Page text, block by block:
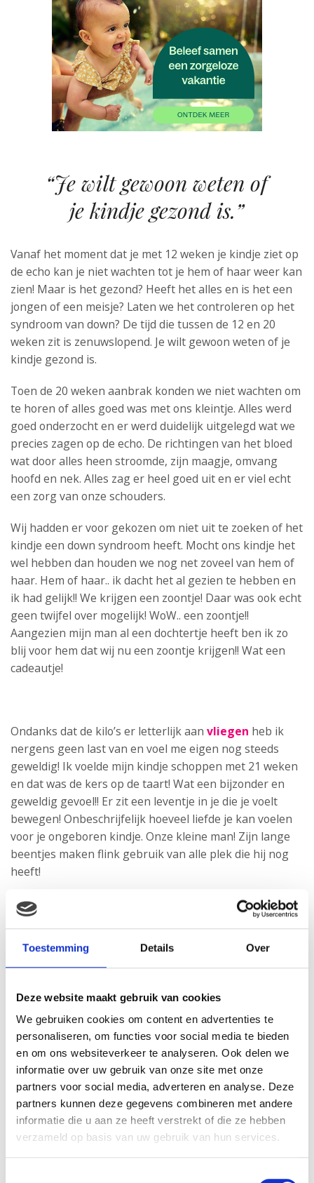
Toestemming Details Over
Deze website maakt gebruik van cookies
We gebruiken cookies om content en advertenties te
personaliseren, om functies voor social media te bieden
en om ons websiteverkeer te analyseren. Ook delen we
informatie over uw gebruik van onze site met onze
partners voor social media, adverteren en analyse. Deze
partners kunnen deze gegevens combineren met andere
informatie die u aan ze heeft verstrekt of die ze hebben
verzameld op basis van uw gebruik van hun services.
“Je wilt gewoon weten of
je kindje gezond is.”
Vanaf het moment dat je met 12 weken je kindje ziet op
de echo kan je niet wachten tot je hem of haar weer kan
zien! Maar is het gezond? Heeft het alles en is het een
jongen of een meisje? Laten we het controleren op het
syndroom van down? De tijd die tussen de 12 en 20
weken zit is zenuwslopend. Je wilt gewoon weten of je
kindje gezond is.
Toen de 20 weken aanbrak konden we niet wachten om
te horen of alles goed was met ons kleintje. Alles werd
goed onderzocht en er werd duidelijk uitgelegd wat we
precies zagen op de echo. De richtingen van het bloed
wat door alles heen stroomde, zijn maagje, omvang
hoofd en nek. Alles zag er heel goed uit en er viel echt
een zorg van onze schouders.
Wij hadden er voor gekozen om niet uit te zoeken of het
kindje een down syndroom heeft. Mocht ons kindje het
wel hebben dan houden we nog net zoveel van hem of
haar. Hem of haar.. ik dacht het al gezien te hebben en
ik had gelijk!! We krijgen een zoontje! Daar was ook echt
geen twijfel over mogelijk! WoW.. een zoontje!!
Aangezien mijn man al een dochtertje heeft ben ik zo
blij voor hem dat wij nu een zoontje krijgen!! Wat een
cadeautje!
Ondanks dat de kilo’s er letterlijk aan vliegen heb ik
nergens geen last van en voel me eigen nog steeds
geweldig! Ik voelde mijn kindje schoppen met 21 weken
en dat was de kers op de taart! Wat een bijzonder en
geweldig gevoel!! Er zit een leventje in je die je voelt
bewegen! Onbeschrijfelijk hoeveel liefde je kan voelen
voor je ongeboren kindje. Onze kleine man! Zijn lange
beentjes maken flink gebruik van alle plek die hij nog
heeft!
“Ben ik er klaar voor?
Word ik wel een goeie
mama?”
Ondanks dat ik mij super voelde maakte ik mij wel
zorgen over de kilo’s die ik aan was gekomen. Ik ben
getest op zwangerschapssuiker maar gelukkig heb ik
dit niet. Ik heb gewoon echt de pech dat mijn lichaam
veel extra kilo’s aanmaakt tijdens mijn zwangerschap. Ik
heb het naast mij neergelegd en het is iets waar we na
de zwangerschap wel mee aan de slag gaan.